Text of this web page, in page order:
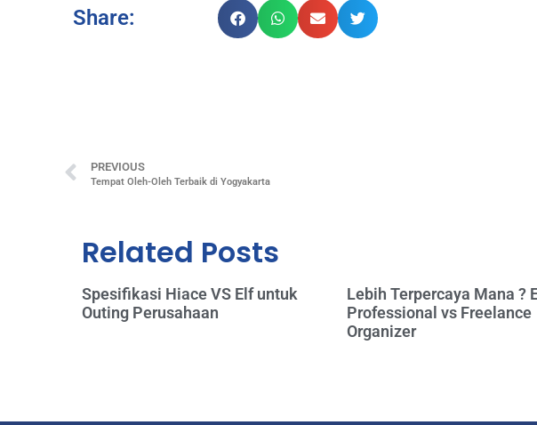
Share:
PREVIOUS
Tempat Oleh-Oleh Terbaik di Yogyakarta
Related Posts
Spesifikasi Hiace VS Elf untuk
Outing Perusahaan
Lebih Terpercaya Mana ?
Professional vs Freelance
Organizer